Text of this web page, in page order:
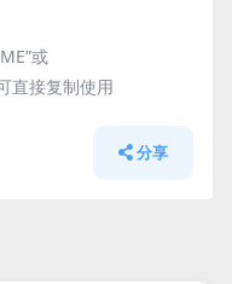
或
直接复制使用
分享